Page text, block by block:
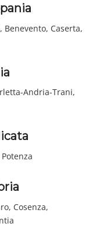
Caserta,
Andria-Trani,
Cosenza,